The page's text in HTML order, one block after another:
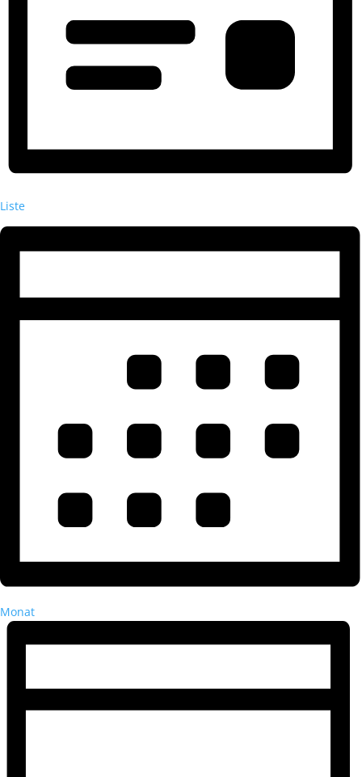
Liste
Monat